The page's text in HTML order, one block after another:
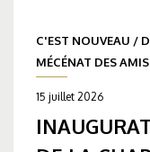
C'EST NOUVEAU /
MÉCÉNAT DES AMIS
15 juillet 2026